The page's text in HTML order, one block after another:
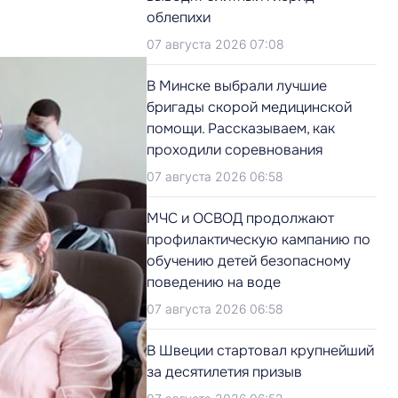
облепихи
07 августа 2026 07:08
В Минске выбрали лучшие
бригады скорой медицинской
помощи. Рассказываем, как
проходили соревнования
07 августа 2026 06:58
МЧС и ОСВОД продолжают
профилактическую кампанию по
обучению детей безопасному
поведению на воде
07 августа 2026 06:58
В Швеции стартовал крупнейший
за десятилетия призыв